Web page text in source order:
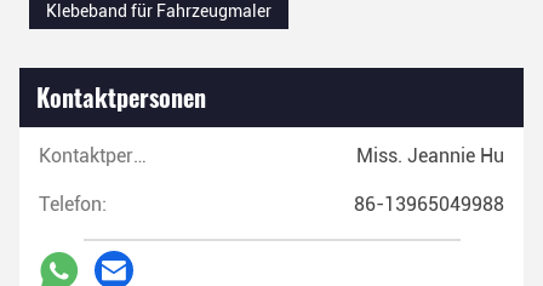
Klebeband für Fahrzeugmaler
Kontaktpersonen
Kontaktpersonen: Miss. Jeannie Hu
Telefon: 86-13965049988